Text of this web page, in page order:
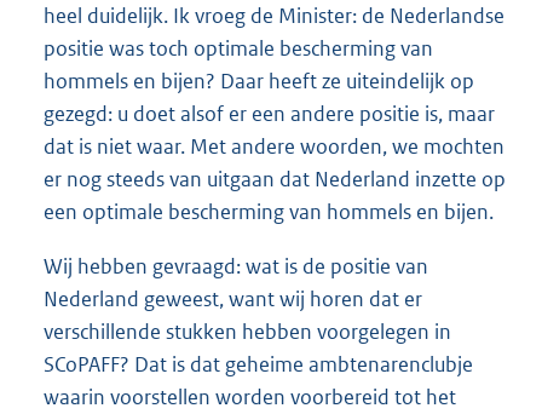
heel duidelijk. Ik vroeg de Minister: de Nederlandse
positie was toch optimale bescherming van
hommels en bijen? Daar heeft ze uiteindelijk op
gezegd: u doet alsof er een andere positie is, maar
dat is niet waar. Met andere woorden, we mochten
er nog steeds van uitgaan dat Nederland inzette op
een optimale bescherming van hommels en bijen.
Wij hebben gevraagd: wat is de positie van
Nederland geweest, want wij horen dat er
verschillende stukken hebben voorgelegen in
SCoPAFF? Dat is dat geheime ambtenarenclubje
waarin voorstellen worden voorbereid tot het